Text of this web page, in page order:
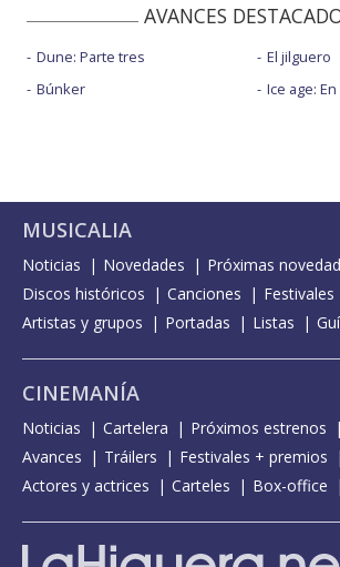
AVANCES
Dune: Parte tres
Búnker
El jilguero
Ice age:
MUSICALIA
Noticias Novedades
Próximas
Discos históricos
Canciones Festivales
Artistas y grupos
Portadas Listas
CINEMANÍA
Noticias Cartelera Próximos estrenos
Avances
Tráilers
Festivales + premios
Actores y actrices
Carteles Box-office